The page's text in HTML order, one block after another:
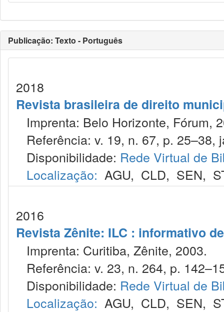
Publicação: Texto - Português
2018
Revista brasileira de direito
Imprenta: Belo Horizonte, Fórum,
Referência: v. 19, n. 67, p. 25–38,
Disponibilidade: Rede Virtual de
Localização: AGU, CLD, SEN,
2016
Revista Zênite: ILC : informativo
Imprenta: Curitiba, Zênite, 2003.
Referência: v. 23, n. 264, p.
Disponibilidade: Rede Virtual de
Localização: AGU, CLD, SEN,